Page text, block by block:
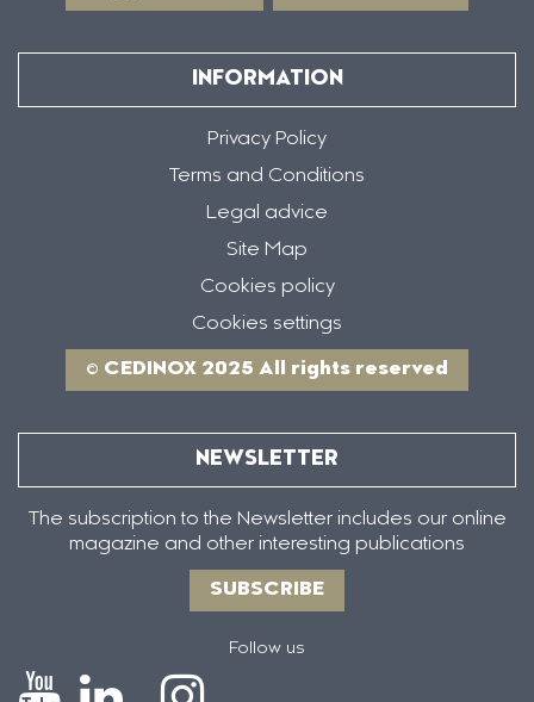
INFORMATION
Privacy Policy
Terms and Conditions
Legal advice
Site Map
Cookies policy
Cookies settings
© CEDINOX 2025 All rights reserved
NEWSLETTER
The subscription to the Newsletter includes our online
magazine and other interesting publications
SUBSCRIBE
Follow us